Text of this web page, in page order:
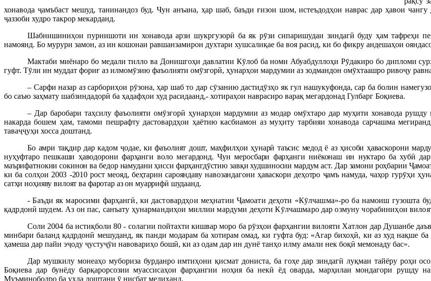
хонавода ҷамъбаст мешуд, танинандоз буд. Чун анъана, ҳар шаб, баъди ғизои шом, истеъдодҳои наврас дар ҳавои
ҷаззоби худро такрор мекарданд.
Шабнишиниҳои пурнишоти ин хонавода арзи шукргузорӣ ба як рӯзи сипаришудаи зиндагӣ буду ҳам тафреҳи
намоянд. Бо мурури замон, аз ин кошонаи равшанзамирон духтари хушсалиқае ба воя расид, ки бо фикру андешаҳои
Мактаби миёнаро бо медали тилло ва Донишгоҳи давлатии Кӯлоб ба номи Абуабдуллоҳи Рӯдакиро бо дипломи
гуфт. Тӯли ин муддат фориғ аз илмомӯзию фаъолияти омӯзгорӣ, ҳунарҳои мардумии аз зодмандон омӯхтаашро ривоҷу
– Сарфи назар аз сарбориҳои рӯзона, ҳар шаб то дар сӯзанию дастидӯзҳо як гул нашукуфонда, сар ба болин
бо саъю заҳмату шабзиндадорӣ ба ҳадафҳои худ расидаанд,- хотираҳои наврасиро варақ мегардонад Гулбарг Боқиева.
– Дар баробари таҳсилу фаъолияти омӯзгорӣ ҳунарҳои мардумии аз модар омӯхтаро дар муҳити хонавода
накарда бошем ҳам, тамоми пешрафту дастовардҳои ҳаётию касбиамон аз муҳиту тарбияи хонавода сарчашма
таваҷҷуҳи хосса доштанд.
Бо амри тақдир дар кадом ҷодае, ки фаъолият дошт, маҳфилҳои ҳунарӣ таъсис медод ё аз ҳисоби ҳаваскорони
нуҳуфтаро пешкаши ҳаводорони фарҳанги воло мегардонд. Чун меросбари фарҳанги ниёконаш ин нуктаро ба хубӣ
маърифатнокии сокинон ва бедор намудани ҳисси фарҳангдӯстию завқи худшиносии мардум аст. Дар замони роҳбарии
ки ба солҳои 2003 -2010 рост меояд, беҳтарин сарояндаву навозандагони ҳаваскори деҳотро ҷамъ намуда, чаҳор гурӯҳи
сатҳи ноҳияву вилоят ва фаротар аз он муаррифӣ шудаанд.
- Баъди як маросими фарҳангӣ, ки дастовардҳои меҳнатии Ҷамоати деҳоти «Кӯлчашма»-ро ба намоиш гузошта
қадрдонӣ шудем. Аз он пас, санъату ҳунармандиҳои миллии мардуми деҳоти Кӯлчашмаро дар озмуну чорабиниҳои
Соли 2004 ба истиқболи 80 - солагии пойтахти кишвар моро ба рӯзҳои фарҳангии вилояти Хатлон дар Душанбе
минбари баланд қадрдонӣ мешуданд, як панди модарам ба хотирам омад, ки гуфта буд: «Агар бихоҳӣ, ки аз худ нақше
ҳамеша дар пайи эҷоду ҷустуҷӯи навовариҳо бошӣ, ки аз одам дар ин дунё танҳо илму амали нек боқӣ мемонаду бас».
Дар мушкилу монеаҳо мубориза бурданро имтиҳони қисмат дониста, ба гоҳе дар зиндагӣ луқмаи тайёру роҳи
Боқиева дар бунёду барқарорсозии муассисаҳои фарҳангии ноҳия ба некӣ ёд оварда, марҳилаи мондагори рушду
Муъминобод­ро ба уҳда доштани ӯ нисбат медиҳанд.